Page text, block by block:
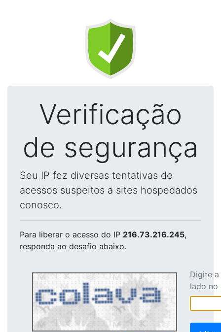
Verificação
de segurança
Seu IP fez diversas tentativas de
acessos suspeitos a sites hospedados
conosco.
Para liberar o acesso do IP 216.73.216.245,
responda ao desafio abaixo.
Digite
lado no